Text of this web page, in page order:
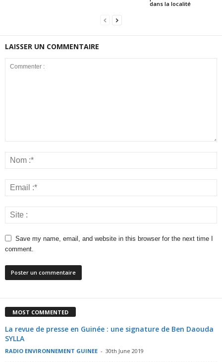
dans la localité
LAISSER UN COMMENTAIRE
Save my name, email, and website in this browser for the next time I
comment.
MOST COMMENTED
La revue de presse en Guinée : une signature de Ben Daouda
SYLLA
RADIO ENVIRONNEMENT GUINEE - 30th June 2019